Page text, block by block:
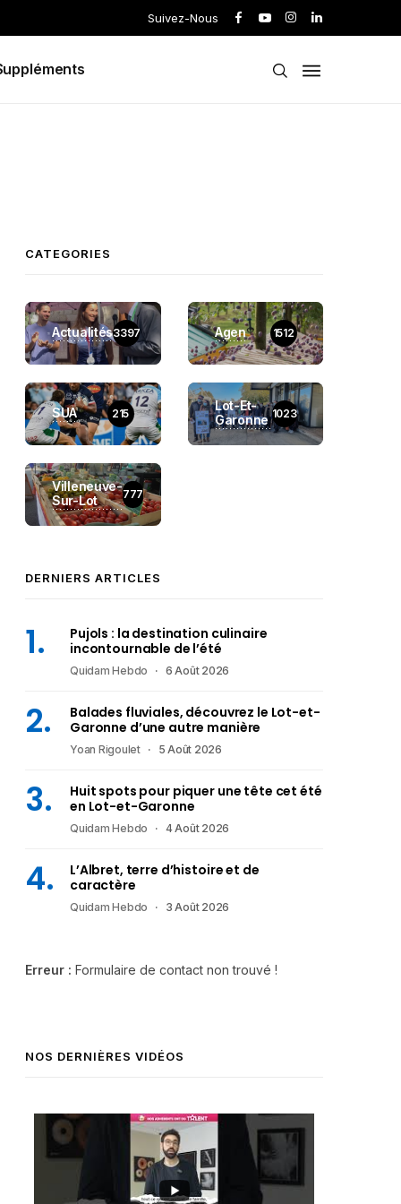
Suivez-Nous
CATEGORIES
Actualités3397 Agen 1512
SUA 215
Lot-Et-
Garonne 1023
Villeneuve-
Sur-Lot
777
DERNIERS ARTICLES
Pujols : la destination culinaire
incontournable de l’été
Quidam Hebdo 6 Août 2026
Balades fluviales, découvrez le Lot-et-
Garonne d’une autre manière
Yoan Rigoulet 5 Août 2026
Huit spots pour piquer une tête cet été
en Lot-et-Garonne
Quidam Hebdo 4 Août 2026
L’Albret, terre d’histoire et de
caractère
Quidam Hebdo 3 Août 2026
Erreur : Formulaire de contact non trouvé !
NOS DERNIÈRES VIDÉOS